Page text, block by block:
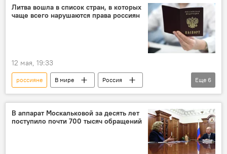
Политика
соревнования
дискриминация
Литва вошла в список стран, в которых
чаще всего нарушаются права россиян
12 мая, 19:33
россияне В мире
Россия
страны Балтии
граждане России
Политика
Общество
дискриминация русских
дискриминация
Еще 6
В аппарат Москальковой за десять лет
поступило почти 700 тысяч обращений